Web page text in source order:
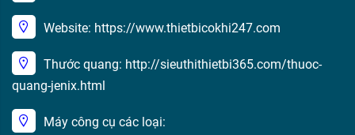
Website: https://www.thietbicokhi247.com
Thước quang: http://sieuthithietbi365.com/thuoc-
quang-jenix.html
Máy công cụ các loại: